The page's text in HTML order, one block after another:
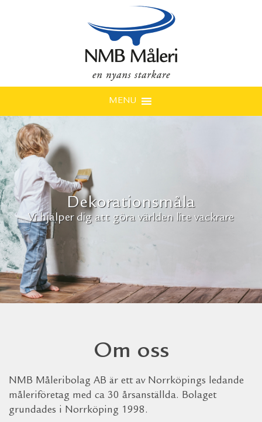
MENU
Dekorationsmåla
Vi hjälper dig att göra världen lite vackrare
Om oss
NMB Måleribolag AB är ett av Norrköpings ledande
måleriföretag med ca 30 årsanställda. Bolaget
grundades i Norrköping 1998.